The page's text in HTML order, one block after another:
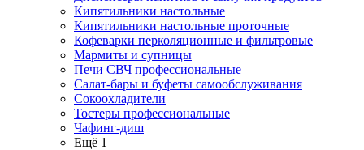
Кипятильники настольные
Кипятильники настольные проточные
Кофеварки перколяционные и фильтровые
Мармиты и супницы
Печи СВЧ профессиональные
Салат-бары и буфеты самообслуживания
Сокоохладители
Тостеры профессиональные
Чафинг-диш
Ещё 1